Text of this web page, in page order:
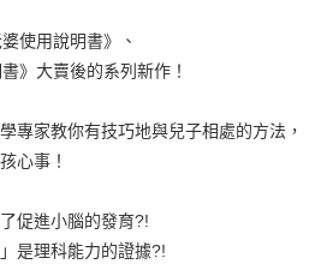
以上)免運費
使用說明書》、
》大賣後的系列新作！
專家教你有技巧地與兒子相處的方法，
心事！
促進小腦的發育?!
是理科能力的證據?!